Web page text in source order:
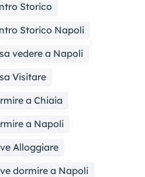
Storico
Storico Napoli
vedere a Napoli
Visitare
a Chiaia
a Napoli
Alloggiare
dormire a Napoli